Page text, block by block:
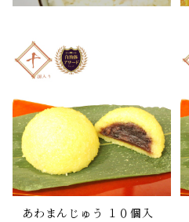
あわまんじゅう １０個入